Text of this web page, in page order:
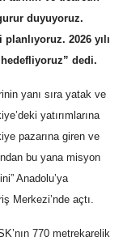
duyuyoruz.
2026 yılı
dedi.
yanı sıra yatak ve
yatırımlarına
pazarına giren ve
bu yana misyon
Anadolu’ya
Merkezi’nde açtı.
’nın 770 metrekarelik